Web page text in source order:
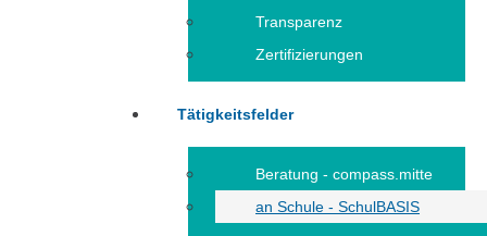
Transparenz
Zertifizierungen
Tätigkeitsfelder
Beratung - compass.mitte
an Schule - SchulBASIS